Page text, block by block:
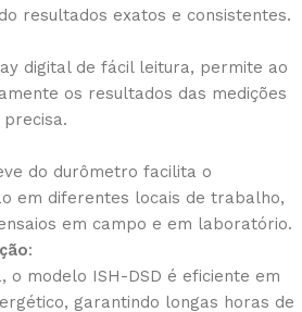
resultados exatos e consistentes.
digital de fácil leitura, permite ao
os resultados das medições
do durômetro facilita o
em diferentes locais de trabalho,
em campo e em laboratório.
:
modelo ISH-DSD é eficiente em
garantindo longas horas de